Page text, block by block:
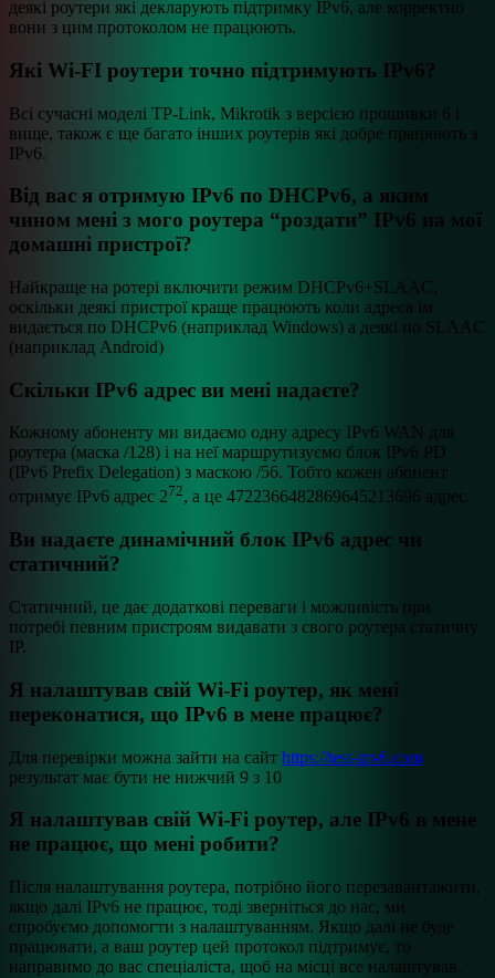
деякі роутери які декларують підтримку IPv6, але корректно
вони з цим протоколом не працюють.
Які Wi-FI роутери точно підтримують IPv6?
Всі сучасні моделі TP-Link, Mikrotik з версією прошивки 6 і
вище, також є ще багато інших роутерів які добре працюють з
IPv6.
Від вас я отримую IPv6 по DHCPv6, а яким
чином мені з мого роутера “роздати” IPv6 на мої
домашні пристрої?
Найкраще на ротері включити режим DHCPv6+SLAAC,
оскільки деякі пристрої краще працюють коли адреса їм
видається по DHCPv6 (наприклад Windows) а деякі по SLAAC
(наприклад Android)
Скільки IPv6 адрес ви мені надаєте?
Кожному абоненту ми видаємо одну адресу IPv6 WAN для
роутера (маска /128) і на неї маршрутизуємо блок IPv6 PD
(IPv6 Prefix Delegation) з маскою /56. Тобто кожен абонент
отримує IPv6 адрес 272, а це 4722366482869645213696 адрес.
Ви надаєте динамічний блок IPv6 адрес чи
статичний?
Статичний, це дає додаткові переваги і можливість при
потребі певним пристроям видавати з свого роутера статичну
ІР.
Я налаштував свій Wi-Fi роутер, як мені
переконатися, що IPv6 в мене працює?
Для перевірки можна зайти на сайт https://test-ipv6.com
результат має бути не нижчий 9 з 10
Я налаштував свій Wi-Fi роутер, але IPv6 в мене
не працює, що мені робити?
Після налаштування роутера, потрібно його перезавантажити,
якщо далі IPv6 не працює, тоді зверніться до нас, ми
спробуємо допомогти з налаштуванням. Якщо далі не буде
працювати, а ваш роутер цей протокол підтримує, то
направимо до вас спеціаліста, щоб на місці все налаштував.